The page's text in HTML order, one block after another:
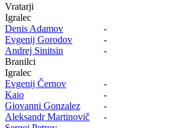
Vratarji
Igralec
Denis Adamov
-
Evgenij Gorodov
-
Andrej Sinitsin
-
Branilci
Igralec
Evgenij Černov
-
Kaio
-
Giovanni Gonzalez
-
Aleksandr Martinovič
-